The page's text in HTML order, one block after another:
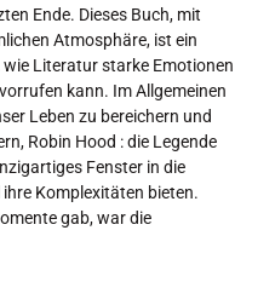
Ende. Dieses Buch, mit
Atmosphäre, ist ein
Literatur starke Emotionen
kann. Im Allgemeinen
Leben zu bereichern und
Robin Hood : die Legende
Fenster in die
Komplexitäten bieten.
gab, war die